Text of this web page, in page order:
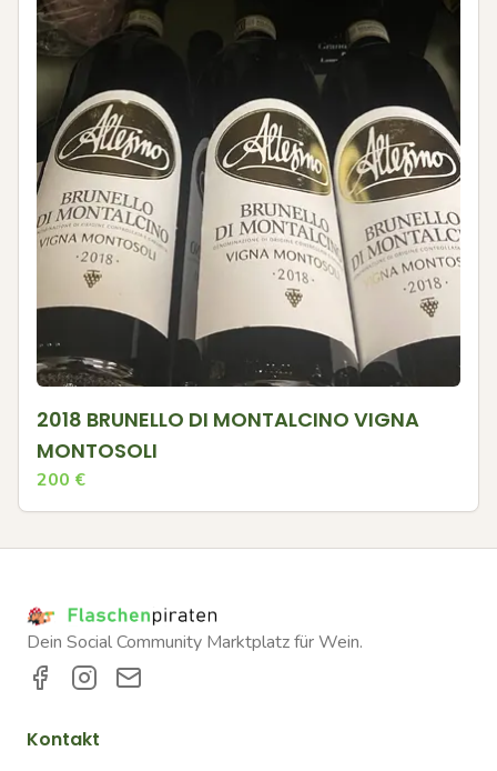
2018 BRUNELLO DI MONTALCINO VIGNA
MONTOSOLI
200 €
Dein Social Community Marktplatz für Wein.
Kontakt